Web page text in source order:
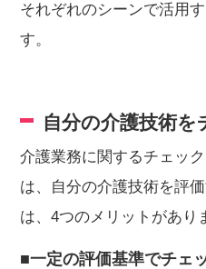
それぞれのシーンで活用
す。
自分の介護技術を
介護業務に関するチェッ
は、自分の介護技術を評
は、4つのメリットがあり
■一定の評価基準でチェ